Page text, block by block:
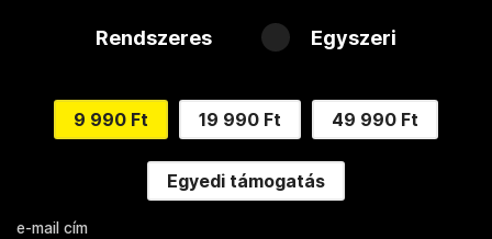
Rendszeres Egyszeri
9 990 Ft 19 990 Ft 49 990 Ft
Egyedi támogatás
e-mail cím